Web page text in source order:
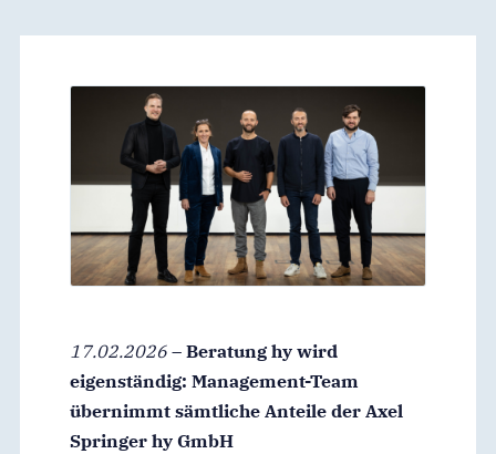
17.02.2026 – Beratung hy wird
eigenständig: Management-Team
übernimmt sämtliche Anteile der Axel
Springer hy GmbH